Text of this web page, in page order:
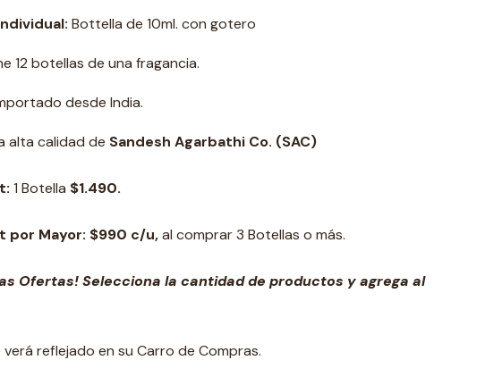
Bottella de 10ml. con gotero
12 botellas de una fragancia.
desde India.
alta calidad de Sandesh Agarbathi Co. (SAC)
1 Botella $1.490.
por Mayor: $990 c/u,al comprar 3 Botellas o más.
Ofertas! Selecciona la cantidad de productos y agrega al
reflejado en su Carro de Compras.